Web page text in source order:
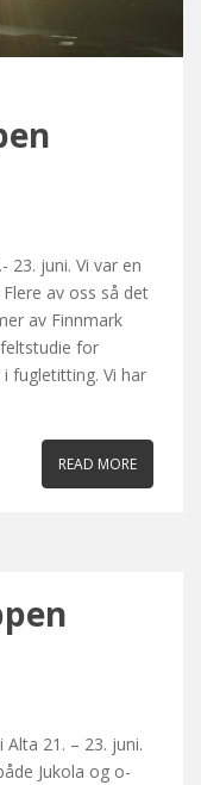
23. juni. Vi var en
av oss så det
av Finnmark
for
fugletitting. Vi har
READ MORE
21. – 23. juni.
Jukola og o-